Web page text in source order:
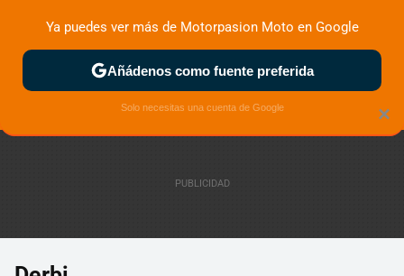
ZONA DE PRUEBAS DEPORTIVAS MOTOS ELÉCTRICAS
×
Ya puedes ver más de Motorpasion Moto en Google
Añádenos como fuente preferida
Solo necesitas una cuenta de Google